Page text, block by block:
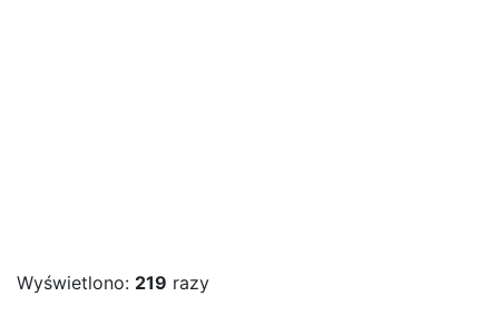
Wyświetlono: 219 razy